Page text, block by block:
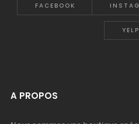
FACEBOOK
YELP
A PROPOS